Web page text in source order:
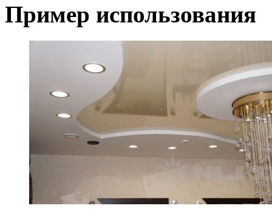
Пример использования